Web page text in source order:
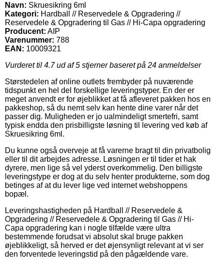
Navn: Skruesikring 6ml
Kategori: Hardball // Reservedele & Opgradering //
Reservedele & Opgradering til Gas // Hi-Capa opgradering
Producent: AIP
Varenummer: 788
EAN: 10009321
Vurderet til 4.7ud af 5 stjerner baseret på 24 anmeldelser
Størstedelen af online outlets frembyder på nuværende
tidspunkt en hel del forskellige leveringstyper. En der er
meget anvendt er for øjeblikket at få afleveret pakken hos en
pakkeshop, så du nemt selv kan hente dine varer når det
passer dig. Muligheden er jo ualmindeligt smertefri, samt
typisk endda den prisbilligste løsning til levering ved køb af
Skruesikring 6ml.
Du kunne også overveje at få varerne bragt til din privatbolig
eller til dit arbejdes adresse. Løsningen er til tider et hak
dyrere, men lige så vel yderst overkommelig. Den billigste
leveringstype er dog at du selv henter produkterne, som dog
betinges af at du lever lige ved internet webshoppens
bopæl.
Leveringshastigheden på Hardball // Reservedele &
Opgradering // Reservedele & Opgradering til Gas // Hi-
Capa opgradering kan i nogle tilfælde være ultra
bestemmende forudsat vi absolut skal bruge pakken
øjeblikkeligt, så herved er det øjensynligt relevant at vi ser
den forventede leveringstid på den pågældende vare.